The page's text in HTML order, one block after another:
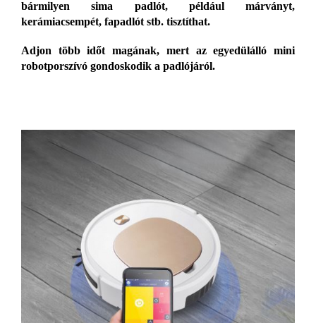
bármilyen sima padlót, például márványt,
kerámiacsempét, fapadlót stb. tisztíthat.
Adjon több időt magának, mert az egyedülálló mini
robotporszívó gondoskodik a padlójáról.